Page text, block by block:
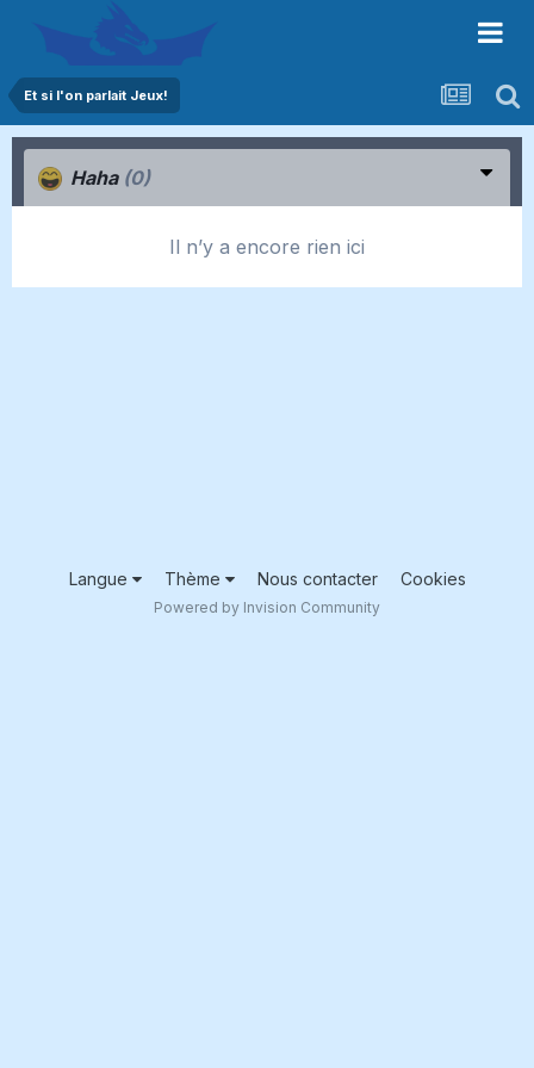
Et si l'on parlait Jeux!
Haha (0)
Il n’y a encore rien ici
Langue Thème Nous contacter Cookies
Powered by Invision Community